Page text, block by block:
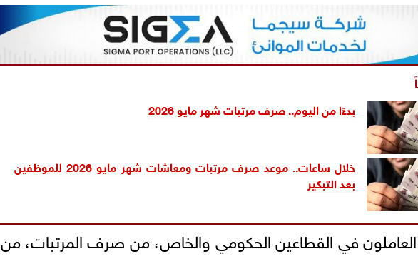
بدءًا من اليوم.. صرف مرتبات شهر مايو 2026
خلال ساعات.. موعد صرف مرتبات ومعاشات شهر مايو 2026 للموظفين
بعد التبكير
في القطاعين الحكومي والخاص، من صرف المرتبات، من